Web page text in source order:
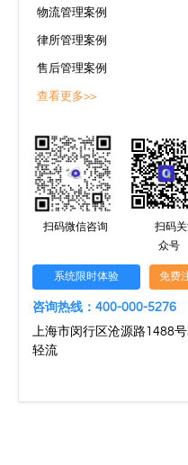
物流管理案例
律所管理案例
售后管理案例
查看更多>>
扫码微信咨询
扫码
众号
系统限时体验 免费
咨询热线：400-000-5276
上海市闵行区沧源路1488
轻流